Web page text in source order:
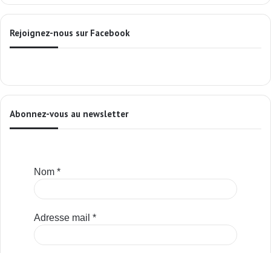
Rejoignez-nous sur Facebook
Abonnez-vous au newsletter
Nom *
Adresse mail *